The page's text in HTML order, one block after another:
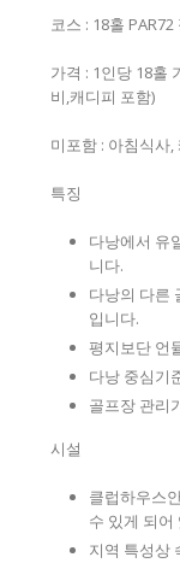
코스 : 18홀
가격 : 1인당 18홀
비,캐디피 포함)
미포함 : 아침식사
특징
다낭에서 유
니다.
다낭의 다른
입니다.
평지보단 언
다낭 중심기
골프장 관리
시설
클럽하우스
수 있게 되어
지역 특성상